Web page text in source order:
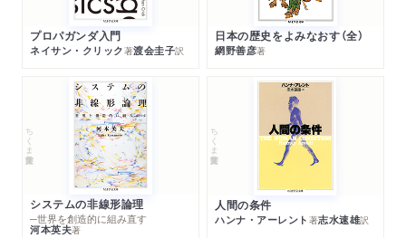
プロパガンダ入門
ネイサン・クリック著渡会圭子訳
日本の歴史をよみなおす（全）
網野善彦著
ちくま学芸文庫
システムの非線形論理
─世界を創造的に組み直す
河本英夫著
ちくま学芸文庫
人間の条件
ハンナ・アーレント 著志水速雄訳